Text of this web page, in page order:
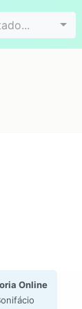
Online